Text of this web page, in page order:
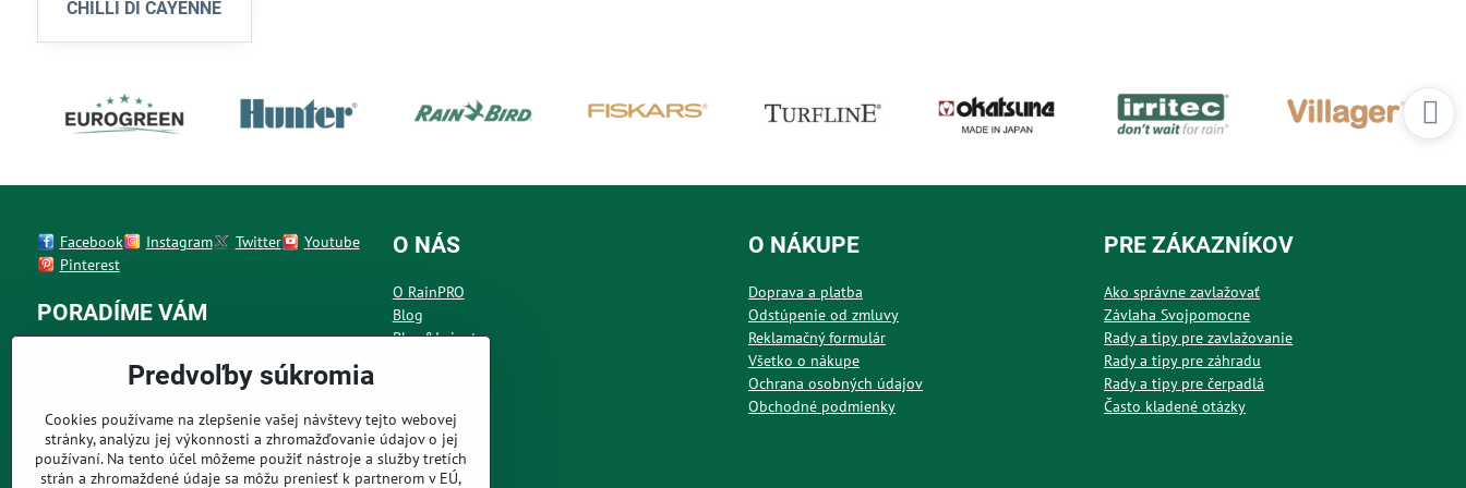
CHILLI DI CAYENNE
Facebook Instagram Twitter
Youtube
Pinterest
PORADÍME VÁM
+421 945 508 380
info@rainpro.sk
napísať nám môžete kedykoľvek
O NÁS
O RainPRO
Blog
Plug&Irrigate
O NÁKUPE
Doprava a platba
Odstúpenie od zmluvy
Reklamačný formulár
Všetko o nákupe
Ochrana osobných údajov
Obchodné podmienky
PRE ZÁKAZNÍKOV
Ako správne zavlažovať
Závlaha Svojpomocne
Rady a tipy pre zavlažovanie
Rady a tipy pre záhradu
Rady a tipy pre čerpadlá
Často kladené otázky
Predvoľby súkromia
Cookies používame na zlepšenie vašej návštevy tejto webovej
stránky, analýzu jej výkonnosti a zhromažďovanie údajov o jej
používaní. Na tento účel môžeme použiť nástroje a služby tretích
strán a zhromaždené údaje sa môžu preniesť k partnerom v EÚ,